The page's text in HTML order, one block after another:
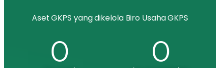
Aset GKPS yang dikelola Biro Usaha GKPS
0 0